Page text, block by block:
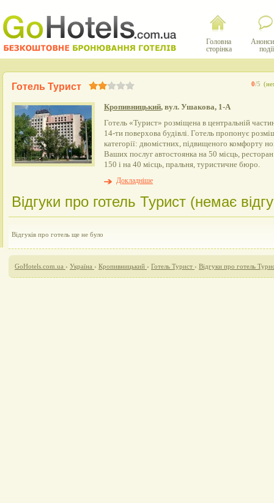
Головна
сторінка
події
0/5
Готель Турист
Кропивницький, вул. Ушакова, 1-А
Готель «Турист» розміщена в центральній
14-ти поверхова будівлі. Готель пропонує
категорії: двомістних, підвищеного комфорту
Ваших послуг автостоянка на 50 місць,
150 і на 40 місць, пральня, туристичне бюро.
Докладніше
Відгуки про готель Турист (немає
Відгуків про готель ще не було
GoHotels.com.ua › Україна › Кропивницький › Готель Турист › Відгуки про готель